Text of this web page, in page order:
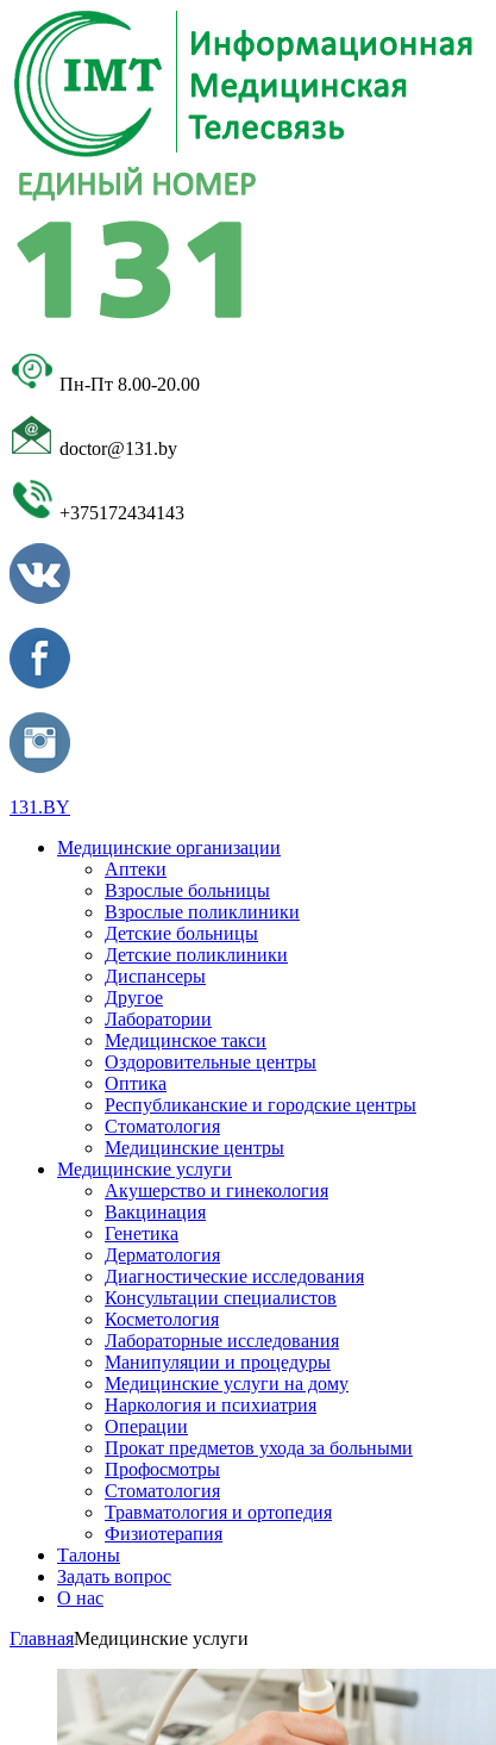
Пн-Пт 8.00-20.00
doctor@131.by
+375172434143
131.BY
Медицинские организации
Аптеки
Взрослые больницы
Взрослые поликлиники
Детские больницы
Детские поликлиники
Диспансеры
Другое
Лаборатории
Медицинское такси
Оздоровительные центры
Оптика
Республиканские и городские центры
Стоматология
Медицинские центры
Медицинские услуги
Акушерство и гинекология
Вакцинация
Генетика
Дерматология
Диагностические исследования
Консультации специалистов
Косметология
Лабораторные исследования
Манипуляции и процедуры
Медицинские услуги на дому
Наркология и психиатрия
Операции
Прокат предметов ухода за больными
Профосмотры
Стоматология
Травматология и ортопедия
Физиотерапия
Талоны
Задать вопрос
О нас
ГлавнаяМедицинские услуги